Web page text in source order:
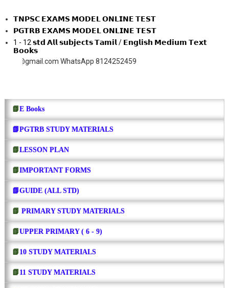
𝗧𝗡𝗣𝗦𝗖 𝗘𝗫𝗔𝗠𝗦 𝗠𝗢𝗗𝗘𝗟 𝗢𝗡𝗟𝗜𝗡𝗘 𝗧𝗘𝗦𝗧
𝗣𝗚𝗧𝗥𝗕 𝗘𝗫𝗔𝗠𝗦 𝗠𝗢𝗗𝗘𝗟 𝗢𝗡𝗟𝗜𝗡𝗘 𝗧𝗘𝗦𝗧
1 - 12 𝘀𝘁𝗱 𝗔𝗹𝗹 𝘀𝘂𝗯𝗷𝗲𝗰𝘁𝘀 𝗧𝗮𝗺𝗶𝗹 / 𝗘𝗻𝗴𝗹𝗶𝘀𝗵 𝗠𝗲𝗱𝗶𝘂𝗺 𝗧𝗲𝘅𝘁
𝗕𝗼𝗼𝗸𝘀
WhatsApp 8124252459
📗E Books
📗PGTRB STUDY MATERIALS
📗LESSON PLAN
📗IMPORTANT FORMS
📗GUIDE (ALL STD)
📗 PRIMARY STUDY MATERIALS
📗UPPER PRIMARY ( 6 - 9)
📗 10 STUDY MATERIALS
📗 11 STUDY MATERIALS